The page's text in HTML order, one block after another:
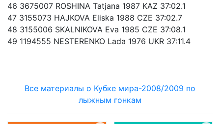
46 3675007 ROSHINA Tatjana 1987 KAZ 37:02.1
47 3155073 HAJKOVA Eliska 1988 CZE 37:02.7
48 3155006 SKALNIKOVA Eva 1985 CZE 37:08.1
49 1194555 NESTERENKO Lada 1976 UKR 37:11.4
Все материалы о Кубке мира-2008/2009 по
лыжным гонкам